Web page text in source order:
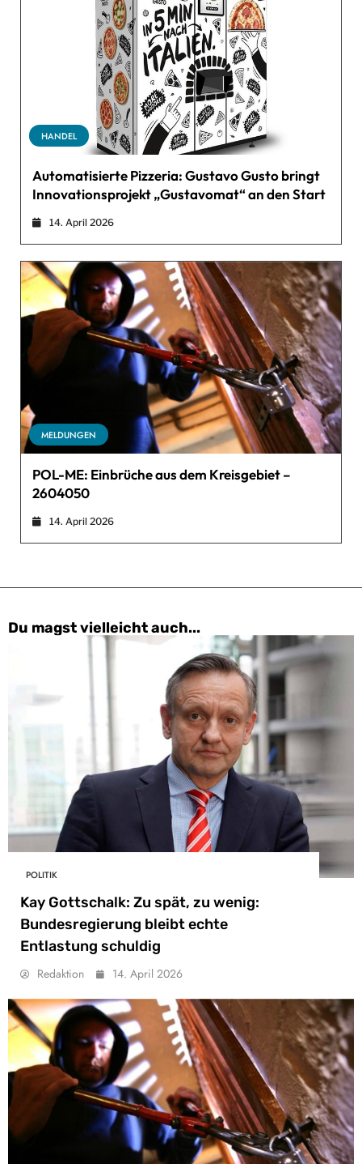
HANDEL
Automatisierte Pizzeria: Gustavo Gusto bringt
Innovationsprojekt „Gustavomat“ an den Start
14. April 2026
MELDUNGEN
POL-ME: Einbrüche aus dem Kreisgebiet –
2604050
14. April 2026
Du magst vielleicht auch...
POLITIK
Kay Gottschalk: Zu spät, zu wenig:
Bundesregierung bleibt echte
Entlastung schuldig
Redaktion 14. April 2026